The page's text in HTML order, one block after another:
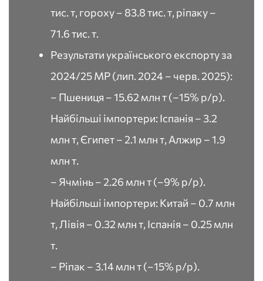
тис. т, гороху – 83.8 тис. т, ріпаку –
71.6 тис. т.
Результати українського експорту за
2024/25 МР (лип. 2024 – черв. 2025):
– Пшениця – 15.62 млн т (–15% р/р).
Найбільші імпортери: Іспанія – 3.2
млн т, Єгипет – 2.1 млн т, Алжир – 1.9
млн т.
– Ячмінь – 2.26 млн т (–9% р/р).
Найбільші імпортери: Китай – 0.7 млн
т, Лівія – 0.32 млн т, Іспанія – 0.25 млн
т.
– Ріпак – 3.14 млн т (–15% р/р).